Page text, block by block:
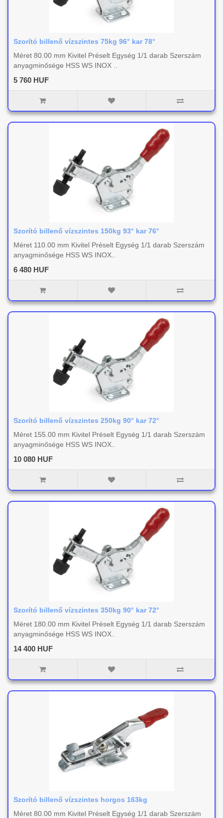
Szorító billenő vízszintes 75kg 96° kar 78°
Méret 80.00 mm Kivitel Préselt Egység 1/1 darab Szerszám
anyagminősége HSS WS INOX ..
5 760 HUF
Szorító billenő vízszintes 150kg 93° kar 76°
Méret 110.00 mm Kivitel Préselt Egység 1/1 darab Szerszám
anyagminősége HSS WS INOX..
6 480 HUF
Szorító billenő vízszintes 250kg 90° kar 72°
Méret 155.00 mm Kivitel Préselt Egység 1/1 darab Szerszám
anyagminősége HSS WS INOX..
10 080 HUF
Szorító billenő vízszintes 350kg 90° kar 72°
Méret 180.00 mm Kivitel Préselt Egység 1/1 darab Szerszám
anyagminősége HSS WS INOX..
14 400 HUF
Szorító billenő vízszintes horgos 163kg
Méret 80.00 mm Kivitel Préselt Egység 1/1 darab Szerszám